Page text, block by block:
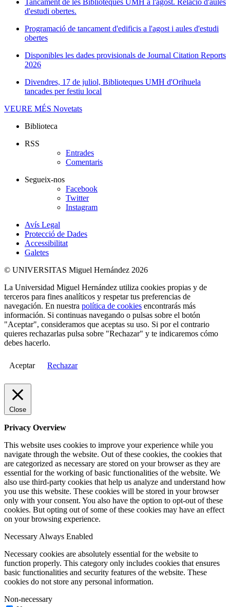
Tancament de les Biblioteques UMH a l'agost. Relació d'aules
d'estudi obertes.
Programació de tancament d'edificis a l'agost i aules d'estudi
obertes
Disponibles les dades provisionals de Journal Citation Reports
2026
Divendres, 17 de juliol, Biblioteques UMH d'Orihuela
tancades per festiu local
VEURE MÉS Novetats
Biblioteca
RSS
Entrades
Comentaris
Segueix-nos
Facebook
Twitter
Instagram
Avís Legal
Protecció de Dades
Accessibilitat
Galetes
© UNIVERSITAS Miguel Hernández 2026
La Universidad Miguel Hernández utiliza cookies propias y de
terceros para fines analíticos y respetar tus preferencias de
navegación. En nuestra política de cookies encontrarás más
información. Si continuas navegando o pulsas sobre el botón
"Aceptar", consideramos que aceptas su uso. Si por el contrario
quieres rechazarlas pulsa sobre "Rechazar" y te indicaremos cómo
debes hacerlo.
Aceptar Rechazar
Close
Privacy Overview
This website uses cookies to improve your experience while you
navigate through the website. Out of these cookies, the cookies that
are categorized as necessary are stored on your browser as they are
essential for the working of basic functionalities of the website. We
also use third-party cookies that help us analyze and understand how
you use this website. These cookies will be stored in your browser
only with your consent. You also have the option to opt-out of these
cookies. But opting out of some of these cookies may have an effect
on your browsing experience.
NecessaryAlways Enabled
Necessary cookies are absolutely essential for the website to
function properly. This category only includes cookies that ensures
basic functionalities and security features of the website. These
cookies do not store any personal information.
Non-necessary